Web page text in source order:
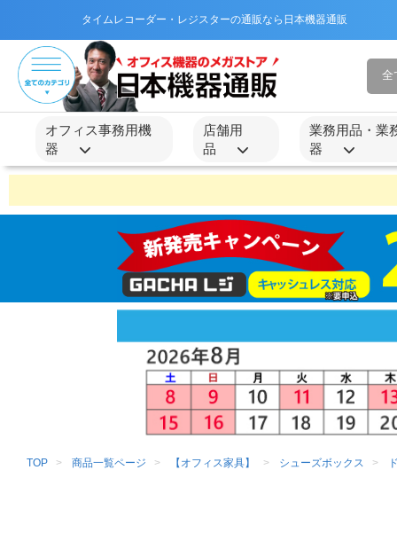
タイムレコーダー・レジスターの通販なら日本機器通販
オフィス事務用機
器
店舗用
品
業務用品・業
器
TOP 商品一覧ページ 【オフィス家具】 シューズボックス